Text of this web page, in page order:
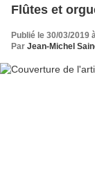
Flûtes et
Publié le 30/03/2019
Par Jean-Michel